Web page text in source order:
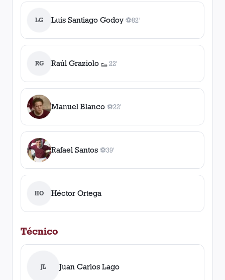
LG Luis Santiago Godoy ⚽
1gol
82'
RG Raúl Graziolo 👟
1asistencia
22'
Manuel Blanco ⚽
1gol
22'
Rafael Santos ⚽
1gol
39'
HO Héctor Ortega
Técnico
JL Juan Carlos Lago